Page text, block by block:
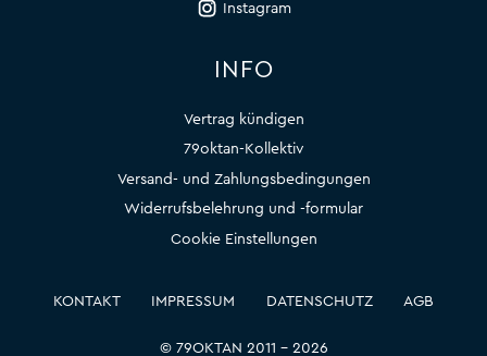
Instagram
INFO
Vertrag kündigen
79oktan-Kollektiv
Versand- und Zahlungsbedingungen
Widerrufsbelehrung und -formular
Cookie Einstellungen
© 79OKTAN 2011 – 2026
KONTAKT IMPRESSUM DATENSCHUTZ AGB